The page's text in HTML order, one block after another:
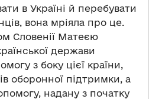
в Україні й перебувати
вона мріяла про це.
Словенії Матеєю
держави
з боку цієї країни,
оборонної підтримки, а
надану з початку